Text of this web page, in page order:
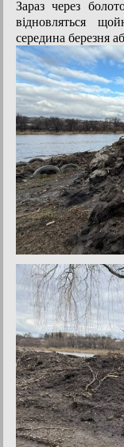
Зараз через
відновляться
середина березня